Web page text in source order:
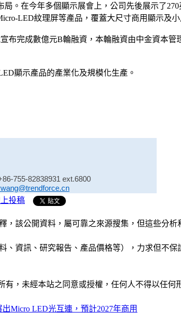
。在今年多個顯示展會上，公司先後展示了
LED紋理屏等產品，覆蓋大尺寸商用顯示及
布完成數億元B輪融資，本輪融資由中金資本
顯示產品的產業化及規模化生產。
755-82838931 ext.6800
投稿
，該公開資料，屬可靠之來源搜集，但這些分
、資訊、研究報告、產品價格等），力求但不
有，未經本站之同意或授權，任何人不得以任
Micro LED光互連，預計2027年商用